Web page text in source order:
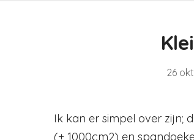
26
Ik kan er simpel over zijn;
(+ 1000cm2) en